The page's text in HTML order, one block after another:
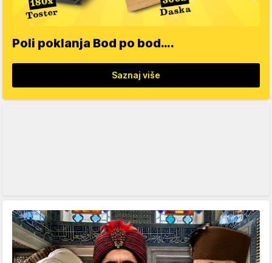
Poli poklanja Bod po bod….
Saznaj više